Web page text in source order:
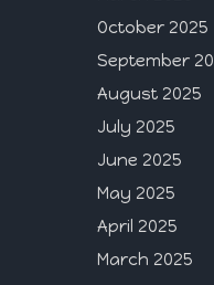
October 2025
September
August 2025
July 2025
June 2025
May 2025
April 2025
March 2025